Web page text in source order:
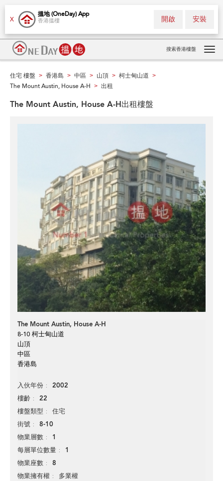
X
搵地 (OneDay) App
香港搵樓 安裝
開啟
搜索香港樓盤
住宅 樓盤 > 香港島 > 中區 > 山頂 > 柯士甸山道 >
The Mount Austin, House A-H > 出租
The Mount Austin, House A-H出租樓盤
The Mount Austin, House A-H
8-10 柯士甸山道
山頂
中區
香港島
入伙年份 2002
樓齡 22
樓盤類型 住宅
街號 8-10
物業層數 1
每層單位數量 1
物業座數 8
物業擁有權 多業權